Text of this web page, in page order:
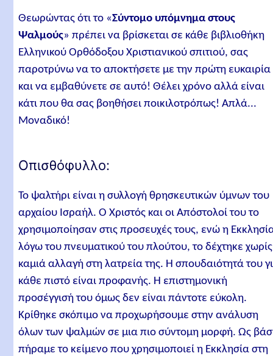
Θεωρώντας ότι το «Σύντομο υπόμνημα στους
Ψαλμούς» πρέπει να βρίσκεται σε κάθε βιβλιοθήκη
Ελληνικού Ορθόδοξου Χριστιανικού σπιτιού, σας
παροτρύνω να το αποκτήσετε με την πρώτη ευκαιρία
και να εμβαθύνετε σε αυτό! Θέλει χρόνο αλλά είναι
κάτι που θα σας βοηθήσει ποικιλοτρόπως! Απλά...
Μοναδικό!
Οπισθόφυλλο:
Το ψαλτήρι είναι η συλλογή θρησκευτικών ύμνων του
αρχαίου Ισραήλ. Ο Χριστός και οι Απόστολοί του το
χρησιμοποίησαν στις προσευχές τους, ενώ η
λόγω του πνευματικού του πλούτου, το δέχτηκε χωρίς
καμιά αλλαγή στη λατρεία της. Η σπουδαιότητά του
κάθε πιστό είναι προφανής. Η επιστημονική
προσέγγισή του όμως δεν είναι πάντοτε εύκολη.
Κρίθηκε σκόπιμο να προχωρήσουμε στην ανάλυση
όλων των ψαλμών σε μια πιο σύντομη μορφή. Ως
πήραμε το κείμενο που χρησιμοποιεί η Εκκλησία στη